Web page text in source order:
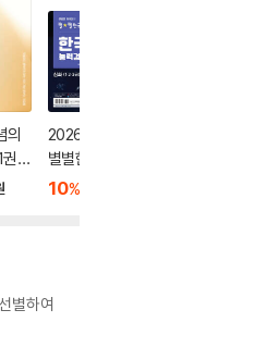
의
2026 큰별쌤 최태성의
별별한국사 한국사능
력검정시험 심화(1,2,3
10%
별하여